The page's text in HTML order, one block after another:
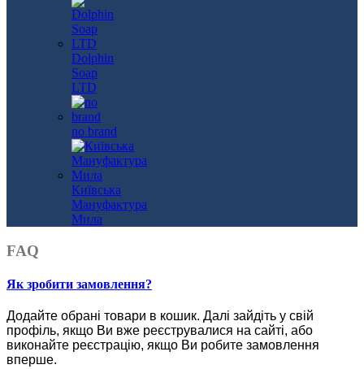
Dolphin
Soap
LTD
no brand
Київська
Мануфактура
Мила
FAQ
Як зробити замовлення?
Додайте обрані товари в кошик. Далі зайдіть у свій
профіль, якщо Ви вже реєструвалися на сайті, або
виконайте реєстрацію, якщо Ви робите замовлення
вперше.